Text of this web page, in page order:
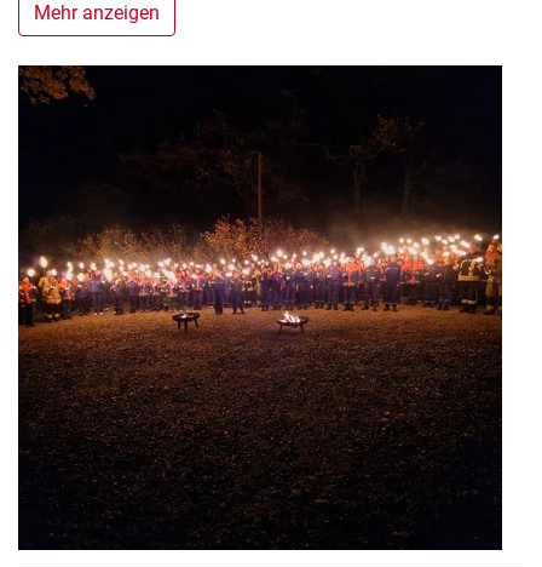
Mehr anzeigen